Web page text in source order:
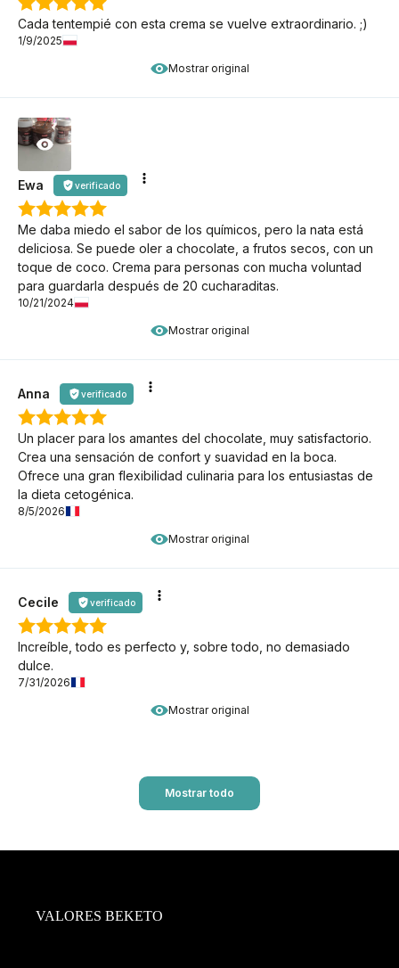
Mostrar original
Cada tentempié con esta crema se vuelve extraordinario. ;)
1/9/2025
Mostrar original
Ewa verificado
Me daba miedo el sabor de los químicos, pero la nata está
deliciosa. Se puede oler a chocolate, a frutos secos, con un
toque de coco. Crema para personas con mucha voluntad
para guardarla después de 20 cucharaditas.
10/21/2024
Mostrar original
Anna verificado
Un placer para los amantes del chocolate, muy satisfactorio.
Crea una sensación de confort y suavidad en la boca.
Ofrece una gran flexibilidad culinaria para los entusiastas de
la dieta cetogénica.
8/5/2026
Mostrar original
Cecile verificado
Increíble, todo es perfecto y, sobre todo, no demasiado
dulce.
7/31/2026
Mostrar todo
VALORES BEKETO